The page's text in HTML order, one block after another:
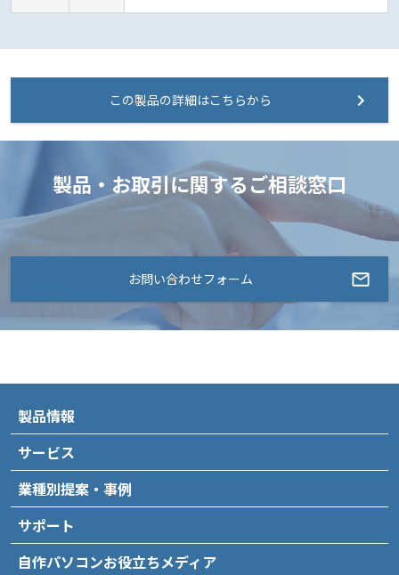
この製品の詳細はこちらから
製品・お取引に関するご相談窓口
お問い合わせフォーム
製品情報
サービス
業種別提案・事例
サポート
自作パソコンお役立ちメディア